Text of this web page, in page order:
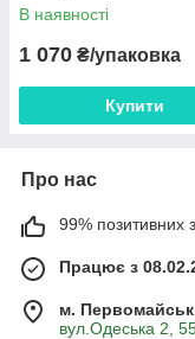
В наявності
1 070 ₴/упаковка
Купити
Про нас
99% позитивних з
Працює з
м. Первомайськ
вул.Одеська 2,